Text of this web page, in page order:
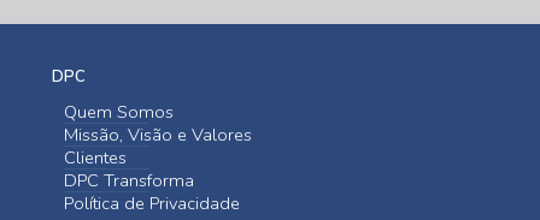
DPC
Quem Somos
Missão, Visão e Valores
Clientes
DPC Transforma
Política de Privacidade